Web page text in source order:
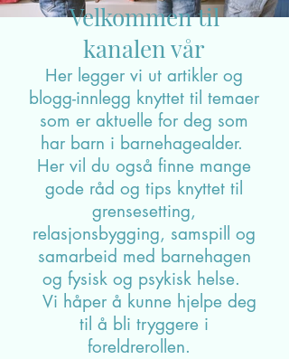
Velkommen til
kanalen vår
Her legger vi ut artikler og
blogg-innlegg knyttet til temaer
som er aktuelle for deg som
har barn i barnehagealder.
Her vil du også finne mange
gode råd og tips knyttet til
grensesetting,
relasjonsbygging, samspill og
samarbeid med barnehagen
og fysisk og psykisk helse.
Vi håper å kunne hjelpe deg
til å bli tryggere i
foreldrerollen.